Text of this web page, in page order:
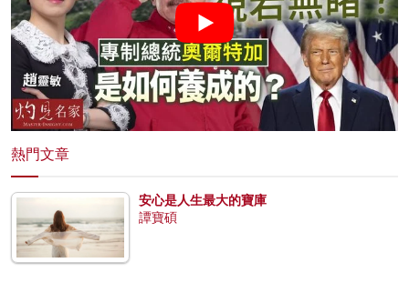
熱門文章
安心是人生最大的寶庫
譚寶碩